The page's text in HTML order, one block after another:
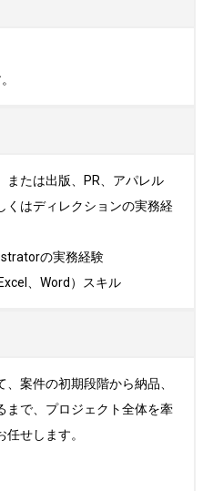
または出版、PR、アパレル
くはディレクションの実務経
の実務経験
、Word）スキル
案件の初期段階から納品、
まで、プロジェクト全体を牽
せします。